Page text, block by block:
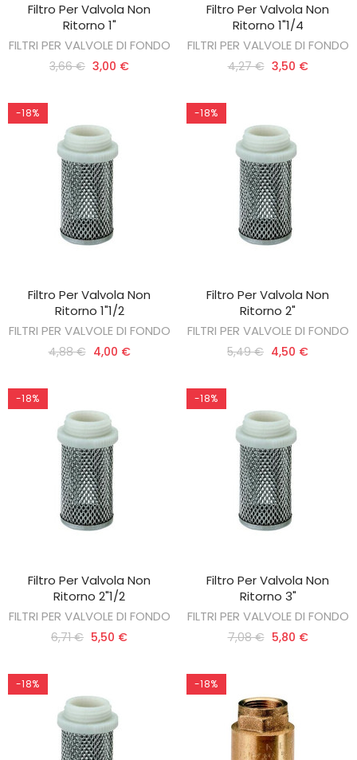
AGGIUNGI AL CARRELLO
Filtro Per Valvola Non
Ritorno 1"
FILTRI PER VALVOLE DI FONDO
3,66 € 3,00 €
AGGIUNGI AL CARRELLO
Filtro Per Valvola Non
Ritorno 1"1/4
FILTRI PER VALVOLE DI FONDO
4,27 € 3,50 €
-18%
AGGIUNGI AL CARRELLO
Filtro Per Valvola Non
Ritorno 1"1/2
FILTRI PER VALVOLE DI FONDO
4,88 € 4,00 €
-18%
AGGIUNGI AL CARRELLO
Filtro Per Valvola Non
Ritorno 2"
FILTRI PER VALVOLE DI FONDO
5,49 € 4,50 €
-18%
AGGIUNGI AL CARRELLO
Filtro Per Valvola Non
Ritorno 2"1/2
FILTRI PER VALVOLE DI FONDO
6,71 € 5,50 €
-18%
AGGIUNGI AL CARRELLO
Filtro Per Valvola Non
Ritorno 3"
FILTRI PER VALVOLE DI FONDO
7,08 € 5,80 €
-18% -18%